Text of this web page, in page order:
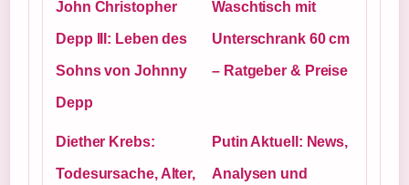
John Christopher
Depp III: Leben des
Sohns von Johnny
Depp
Waschtisch mit
Unterschrank 60 cm
– Ratgeber & Preise
Diether Krebs:
Todesursache, Alter,
Putin Aktuell: News,
Analysen und